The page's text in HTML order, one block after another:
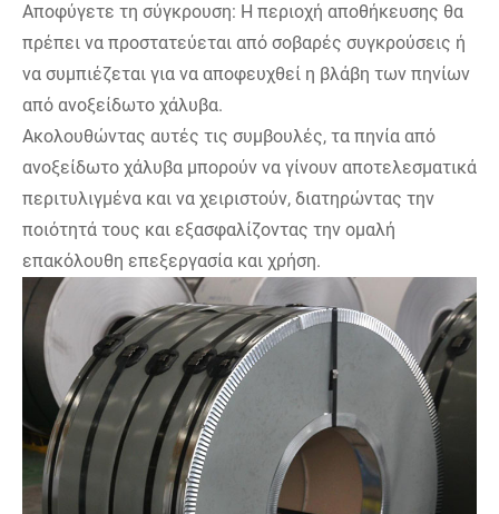
Αποφύγετε τη σύγκρουση: Η περιοχή αποθήκευσης θα
πρέπει να προστατεύεται από σοβαρές συγκρούσεις ή
να συμπιέζεται για να αποφευχθεί η βλάβη των πηνίων
από ανοξείδωτο χάλυβα.
Ακολουθώντας αυτές τις συμβουλές, τα πηνία από
ανοξείδωτο χάλυβα μπορούν να γίνουν αποτελεσματικά
περιτυλιγμένα και να χειριστούν, διατηρώντας την
ποιότητά τους και εξασφαλίζοντας την ομαλή
επακόλουθη επεξεργασία και χρήση.